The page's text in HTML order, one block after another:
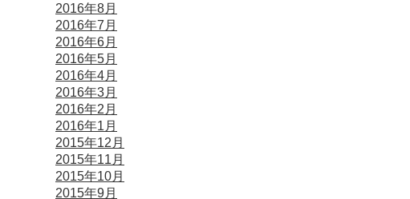
2016年8月
2016年7月
2016年6月
2016年5月
2016年4月
2016年3月
2016年2月
2016年1月
2015年12月
2015年11月
2015年10月
2015年9月